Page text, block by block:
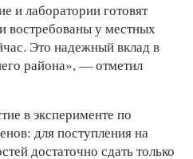
и лаборатории готовят
востребованы у местных
Это надежный вклад в
района», — отметил
в эксперименте по
для поступления на
достаточно сдать только